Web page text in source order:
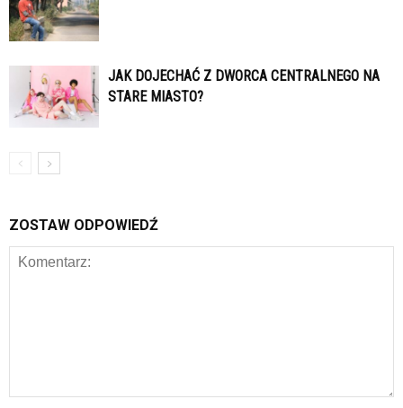
JAK DOJECHAĆ Z DWORCA CENTRALNEGO NA
STARE MIASTO?
ZOSTAW ODPOWIEDŹ